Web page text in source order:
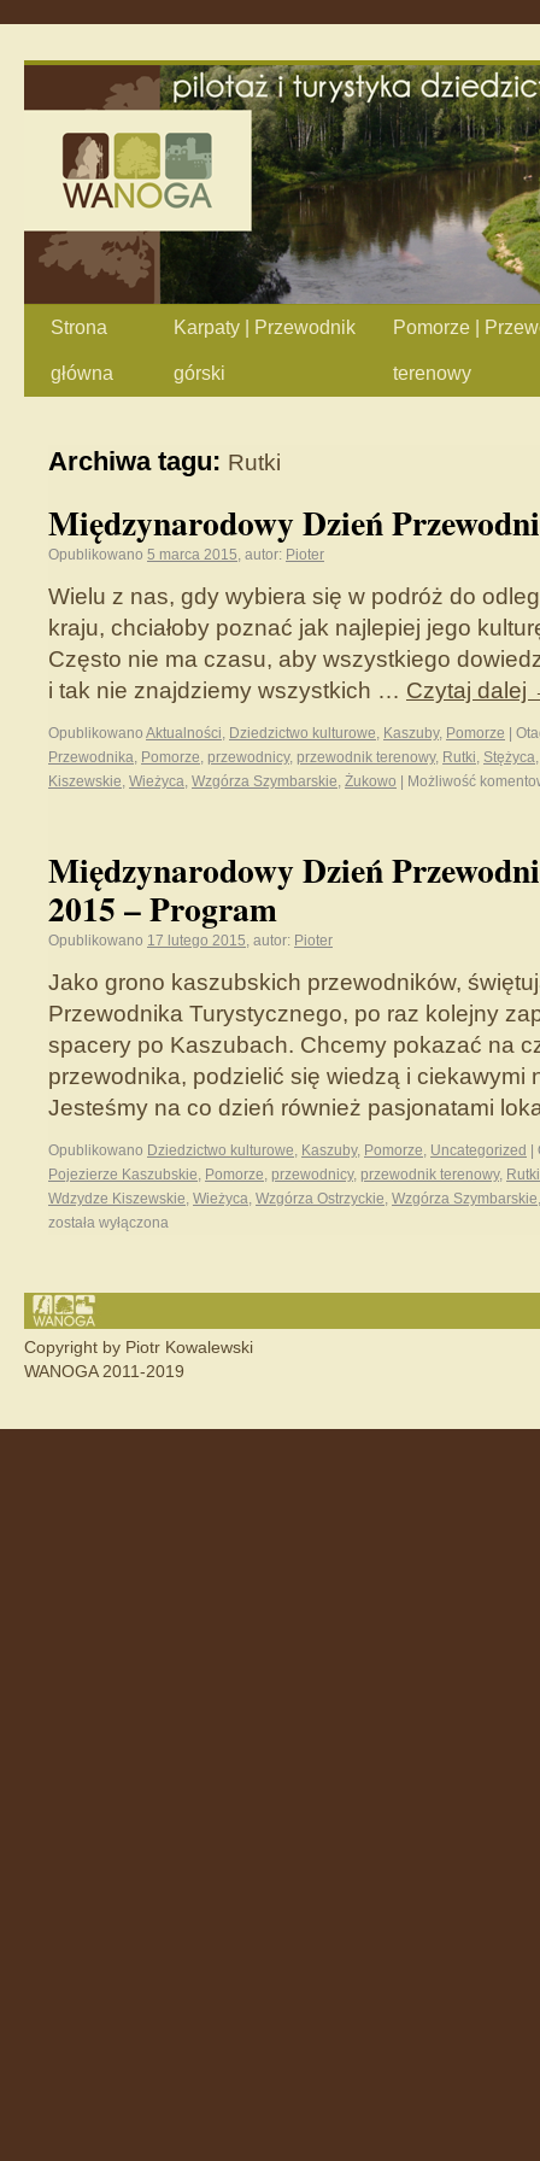
Strona
główna
Karpaty | Przewodnik
górski
Pomorze |
terenowy
Archiwa tagu: Rutki
Międzynarodowy Dzień
Opublikowano 5 marca 2015, autor: Pioter
Wielu z nas, gdy wybiera się w podróż do
kraju, chciałoby poznać jak najlepiej jego
Często nie ma czasu, aby wszystkiego
i tak nie znajdziemy wszystkich … Czytaj dalej
Opublikowano Aktualności, Dziedzictwo kulturowe, Kaszuby, Pomorze
Przewodnika, Pomorze, przewodnicy, przewodnik terenowy, Rutki, Stężyca
Kiszewskie, Wieżyca, Wzgórza Szymbarskie, Żukowo Możliwość
Międzynarodowy Dzień
2015 – Program
Opublikowano 17 lutego 2015, autor: Pioter
Jako grono kaszubskich przewodników,
Przewodnika Turystycznego, po raz kolejny
spacery po Kaszubach. Chcemy pokazać na
przewodnika, podzielić się wiedzą i ciekawymi
Jesteśmy na co dzień również pasjonatami
Opublikowano Dziedzictwo kulturowe, Kaszuby, Pomorze, Uncategorized
Pojezierze Kaszubskie, Pomorze, przewodnicy, przewodnik terenowy, Rutki
Wdzydze Kiszewskie, Wieżyca, Wzgórza Ostrzyckie, Wzgórza Szymbarskie
została wyłączona
Copyright by Piotr Kowalewski
WANOGA 2011-2019